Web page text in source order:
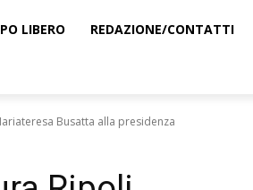
LIBERO REDAZIONE/CONTATTI
Busatta alla presidenza